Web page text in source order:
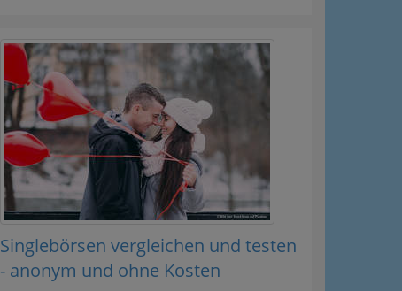
Singlebörsen vergleichen und testen
- anonym und ohne Kosten